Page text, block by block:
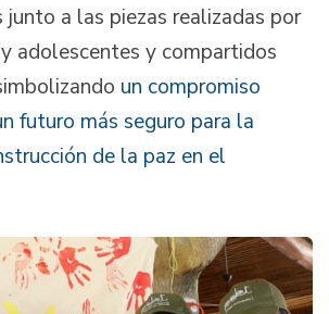
junto a las piezas realizadas por
adolescentes y compartidos
un compromiso
futuro más seguro para la
de la paz en el